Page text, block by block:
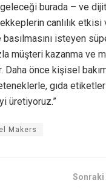
geleceği burada – ve
canlılık
isteyen
müşteri kazanma ve
Daha önce kişisel
gıda
üretiyoruz.”
Makers
Sonraki